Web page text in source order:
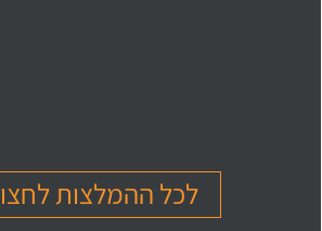
לחץ לצפייה לחץ לצפייה
לכל ההמלצות